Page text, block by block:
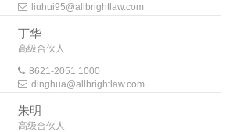
liuhui95@allbrightlaw.com
丁华
高级合伙人
8621-2051 1000
dinghua@allbrightlaw.com
朱明
高级合伙人